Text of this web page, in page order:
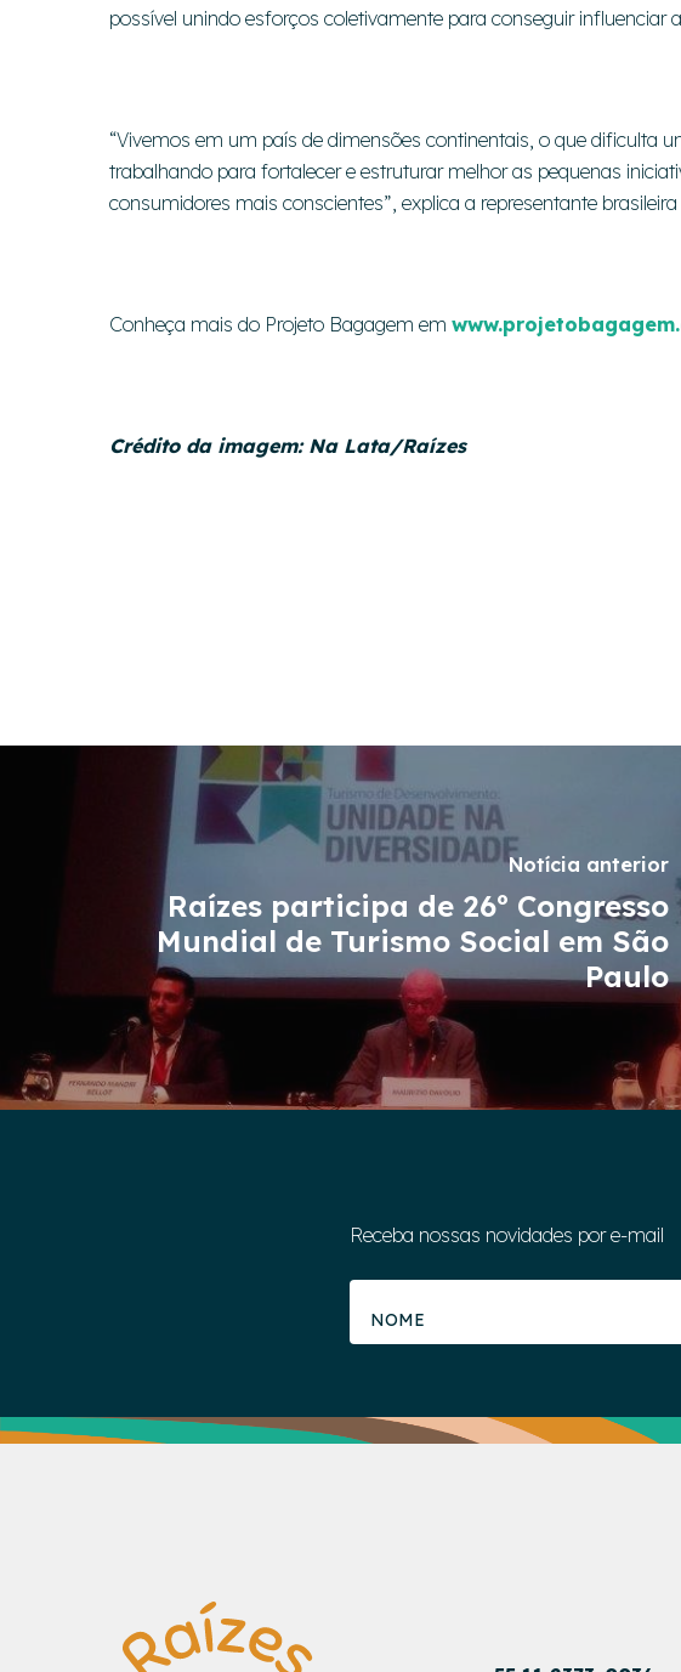
possível unindo esforços coletivamente para conseguir influenciar
“Vivemos em um país de dimensões continentais, o que dificulta
trabalhando para fortalecer e estruturar melhor as pequenas
consumidores mais conscientes”, explica a representante
Conheça mais do Projeto Bagagem em
Crédito da imagem: Na Lata/Raízes
Notícia anterior
Raízes participa de 26º Congresso
Mundial de Turismo Social em São
Paulo
Receba nossas novidades por e-mail